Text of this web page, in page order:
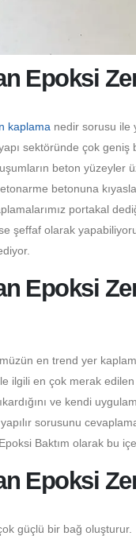
Epoksi
kaplama nedir sorusu ile
sektöründe çok geniş
beton yüzeyler
betonuna
portakal
şeffaf olarak
Epoksi
en trend yer
ilgili en çok merak
ve kendi
sorusunu
Baktım olarak bu
Epoksi
güçlü bir bağ oluşturur.